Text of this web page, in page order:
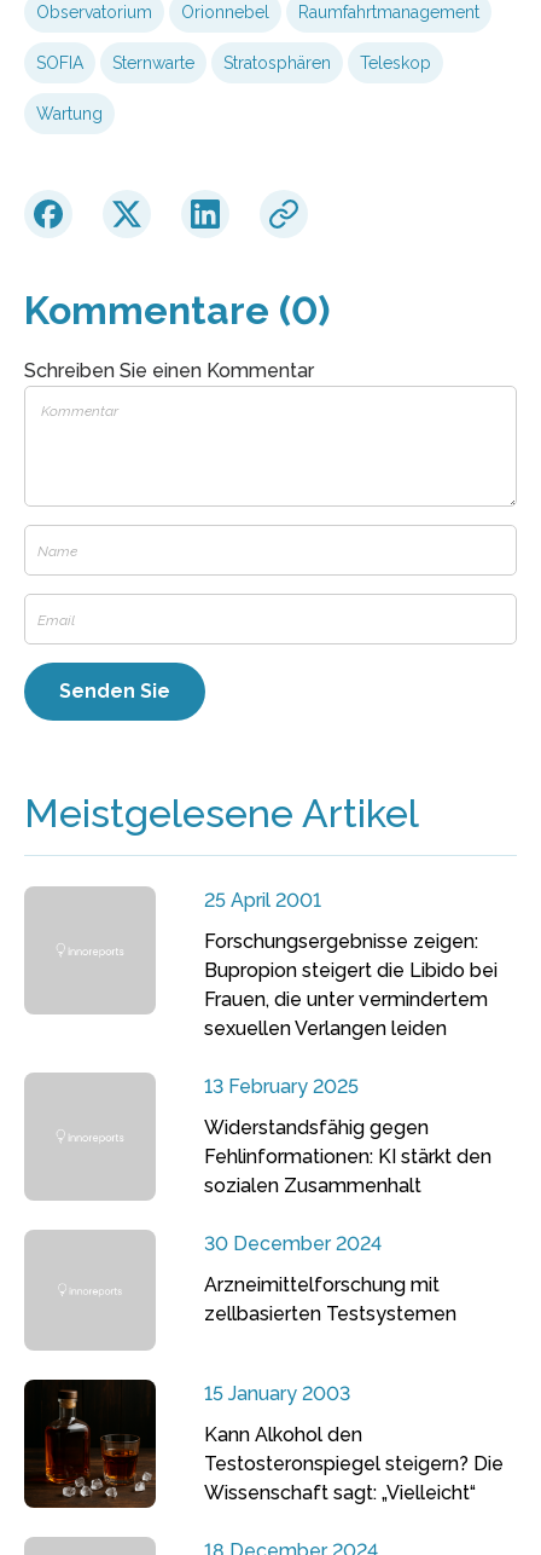
Observatorium Orionnebel Raumfahrtmanagement
SOFIA Sternwarte Stratosphären Teleskop
Wartung
Kommentare (0)
Schreiben Sie einen Kommentar
Meistgelesene Artikel
25 April 2001
Forschungsergebnisse zeigen:
Bupropion steigert die Libido bei
Frauen, die unter vermindertem
sexuellen Verlangen leiden
13 February 2025
Widerstandsfähig gegen
Fehlinformationen: KI stärkt den
sozialen Zusammenhalt
30 December 2024
Arzneimittelforschung mit
zellbasierten Testsystemen
15 January 2003
Kann Alkohol den
Testosteronspiegel steigern? Die
Wissenschaft sagt: „Vielleicht“